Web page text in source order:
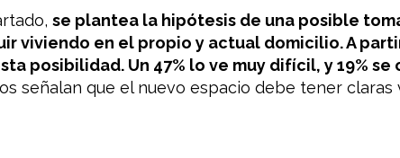
se plantea la hipótesis de una posible
viviendo en el propio y actual domicilio. A
posibilidad. Un 47% lo ve muy difícil, y 19% se
señalan que el nuevo espacio debe tener claras